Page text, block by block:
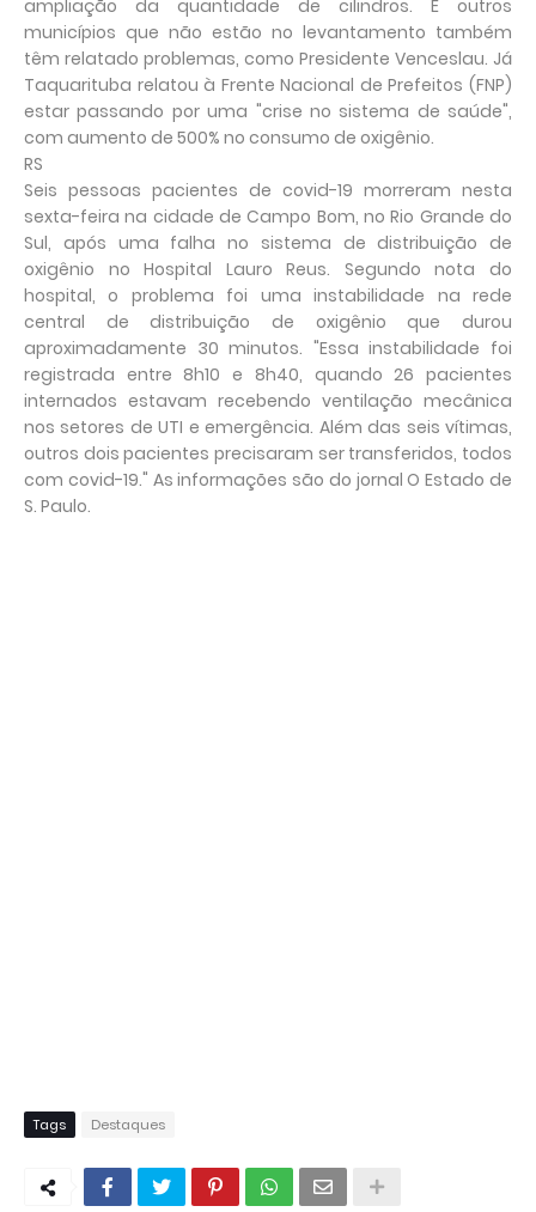
ampliação da quantidade de cilindros. E outros
municípios que não estão no levantamento também
têm relatado problemas, como Presidente Venceslau. Já
Taquarituba relatou à Frente Nacional de Prefeitos (FNP)
estar passando por uma "crise no sistema de saúde",
com aumento de 500% no consumo de oxigênio.
RS
Seis pessoas pacientes de covid-19 morreram nesta
sexta-feira na cidade de Campo Bom, no Rio Grande do
Sul, após uma falha no sistema de distribuição de
oxigênio no Hospital Lauro Reus. Segundo nota do
hospital, o problema foi uma instabilidade na rede
central de distribuição de oxigênio que durou
aproximadamente 30 minutos. "Essa instabilidade foi
registrada entre 8h10 e 8h40, quando 26 pacientes
internados estavam recebendo ventilação mecânica
nos setores de UTI e emergência. Além das seis vítimas,
outros dois pacientes precisaram ser transferidos, todos
com covid-19." As informações são do jornal O Estado de
S. Paulo.
Tags Destaques